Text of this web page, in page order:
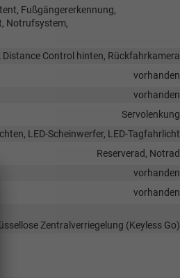
Fußgängererkennung,
Notrufsystem,
Control hinten, Rückfahrkamera
vorhanden
vorhanden
Servolenkung
LED-Scheinwerfer, LED-Tagfahrlicht
Reserverad, Notrad
vorhanden
vorhanden
Zentralverriegelung (Keyless Go)